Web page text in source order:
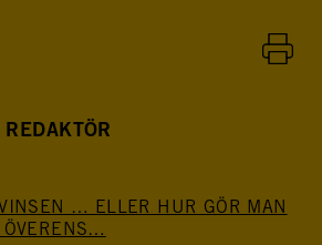
… ELLER HUR GÖR MAN
ÖVERENS…